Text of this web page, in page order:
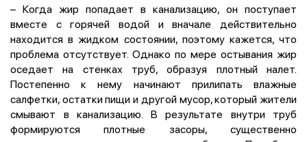
– Когда жир попадает в канализацию, он поступает
вместе с горячей водой и вначале действительно
находится в жидком состоянии, поэтому кажется, что
проблема отсутствует. Однако по мере остывания жир
оседает на стенках труб, образуя плотный налет.
Постепенно к нему начинают прилипать влажные
салфетки, остатки пищи и другой мусор, который жители
смывают в канализацию. В результате внутри труб
формируются плотные засоры, существенно